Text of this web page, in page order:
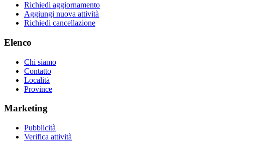
Richiedi aggiornamento
Aggiungi nuova attività
Richiedi cancellazione
Elenco
Chi siamo
Contatto
Località
Province
Marketing
Pubblicità
Verifica attività